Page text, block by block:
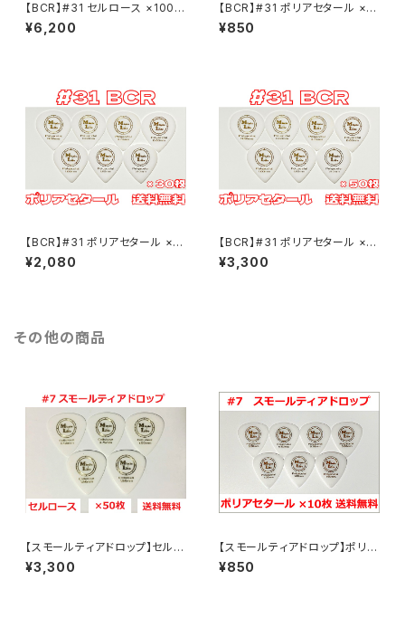
【BCR】#31 セルロース ×100枚
B.C. Rich JSJピックタイプ ML
ピック【送料込み】
¥6,200
【BCR】#31 ポリアセタール ×10
枚 B.C. Rich JSJピックタイプ
MLピック【送料込み】
¥850
【BCR】#31 ポリアセタール ×0
枚 B.C. Rich JSJピックタイプ
MLピック【送料込み】
¥2,080
【BCR】#31 ポリアセタール ×5
0枚 B.C. Rich JSJピックタイ
プ MLピック【送料込み】
¥3,300
その他の商品
【スモールティアドロップ】セルロ
ース ピック ×50枚 MLピック
【送料込み】
¥3,300
【スモールティアドロップ】ポリア
セタール ピック ×10枚 MLピッ
ク【送料込み】
¥850